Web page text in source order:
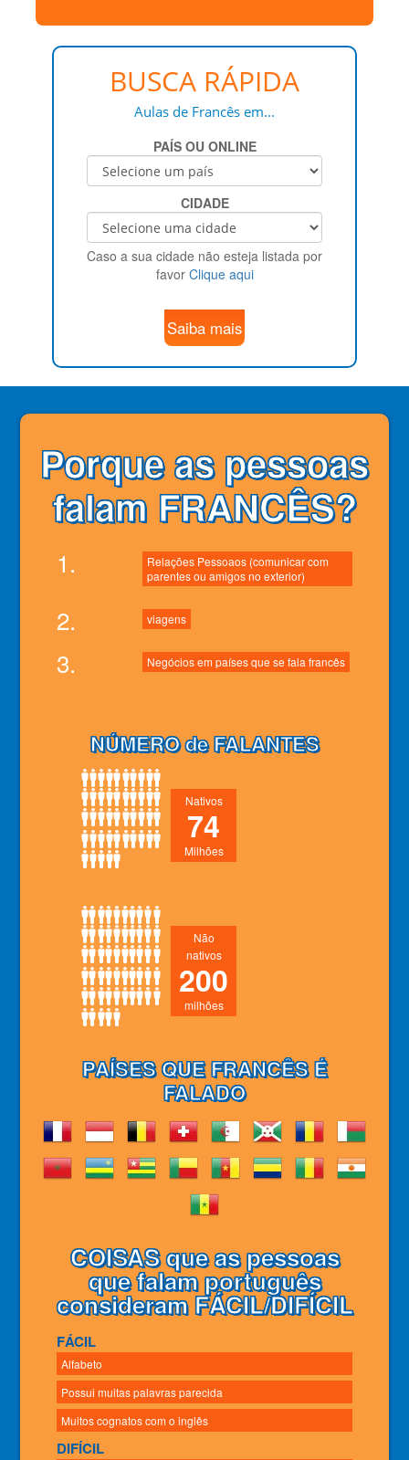
BUSCA RÁPIDA
Aulas de Francês em...
PAÍS OU ONLINE
CIDADE
Caso a sua cidade não esteja listada por
favor Clique aqui
Saiba mais
Porque as pessoas
falam FRANCÊS?
1.
Relações Pessoaos (comunicar com
parentes ou amigos no exterior)
2. viagens
3. Negócios em países que se fala francês
NÚMERO de FALANTES
Nativos
74
Milhões
Não
nativos
200
milhões
PAÍSES QUE FRANCÊS É
FALADO
COISAS que as pessoas
que falam português
consideram FÁCIL/DIFÍCIL
FÁCIL
Alfabeto
Possui muitas palavras parecida
Muitos cognatos com o inglês
DIFÍCIL